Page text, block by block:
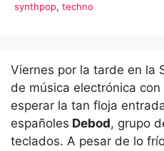
synthpop, techno
Viernes por la tarde en la
de música electrónica
esperar la tan floja
españoles Debod, grupo
teclados. A pesar de lo